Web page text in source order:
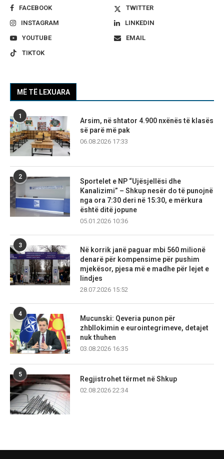
FACEBOOK
TWITTER
INSTAGRAM
LINKEDIN
YOUTUBE
EMAIL
TIKTOK
MË TË LEXUARA
1
Arsim, në shtator 4.900 nxënës të klasës
së parë më pak
06.08.2026 17:33
2
Sportelet e NP “Ujësjellësi dhe
Kanalizimi” – Shkup nesër do të punojnë
nga ora 7:30 deri në 15:30, e mërkura
është ditë jopune
05.01.2026 10:36
3
Në korrik janë paguar mbi 560 milionë
denarë për kompensime për pushim
mjekësor, pjesa më e madhe për lejet e
lindjes
28.07.2026 15:52
4
Mucunski: Qeveria punon për
zhbllokimin e eurointegrimeve, detajet
nuk thuhen
03.08.2026 16:35
5
Regjistrohet tërmet në Shkup
02.08.2026 22:34